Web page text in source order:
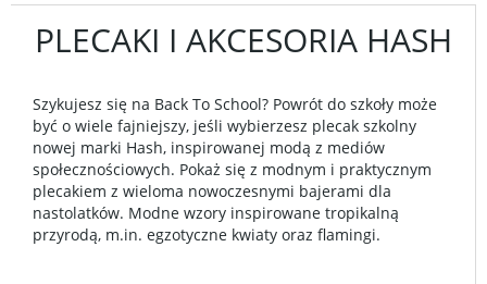
PLECAKI I AKCESORIA HASH
Szykujesz się na Back To School? Powrót do szkoły może
być o wiele fajniejszy, jeśli wybierzesz plecak szkolny
nowej marki Hash, inspirowanej modą z mediów
społecznościowych. Pokaż się z modnym i praktycznym
plecakiem z wieloma nowoczesnymi bajerami dla
nastolatków. Modne wzory inspirowane tropikalną
przyrodą, m.in. egzotyczne kwiaty oraz flamingi.